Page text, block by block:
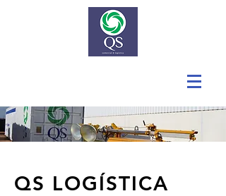
QS LOGÍSTICA